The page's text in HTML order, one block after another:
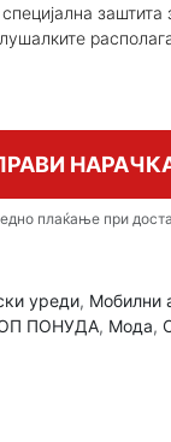
заштита
плаќање при
уреди, Мобилни
ПОНУДА, Мода,